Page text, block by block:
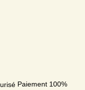
Paiement 100%